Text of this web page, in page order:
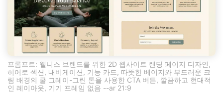
프롬프트: 웰니스 브랜드를 위한 2D 웹사이트 랜딩 페이지 디자인,
히어로 섹션, 내비게이션, 기능 카드, 따뜻한 베이지와 부드러운 크
림 배경의 쿨 그레이-그린 톤을 사용한 CTA 버튼, 깔끔하고 현대적
인 레이아웃, 기기 프레임 없음 --ar 21:9